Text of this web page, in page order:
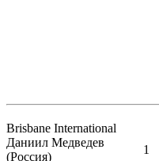
Brisbane International
Даниил Медведев
(Россия)
1